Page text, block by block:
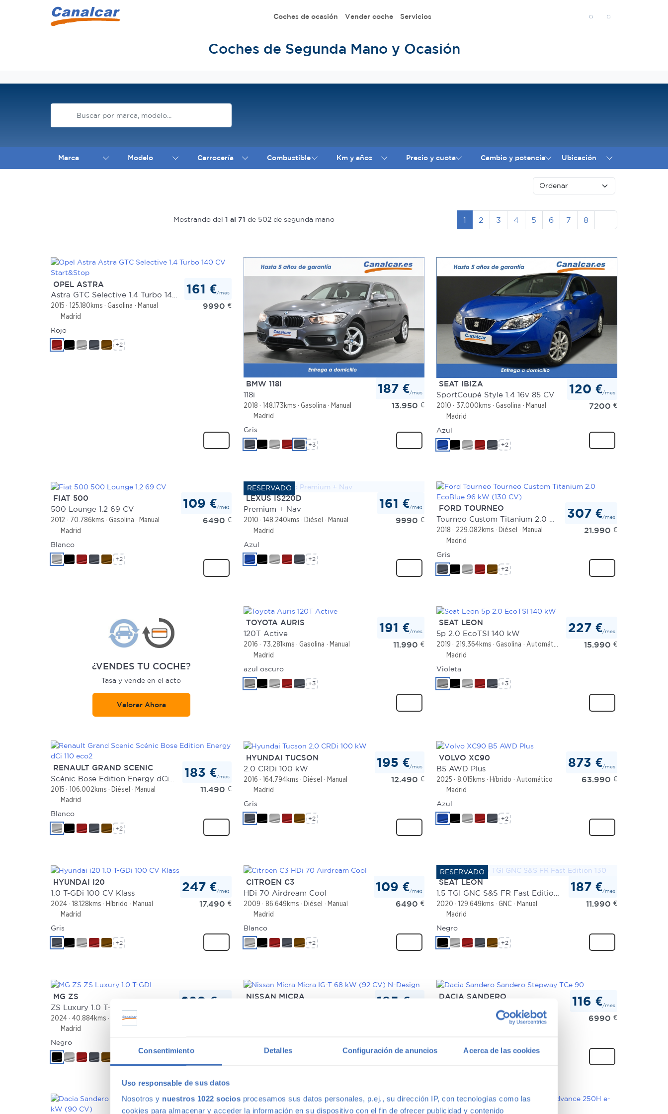
Consentimiento Detalles Configuración de anuncios Acerca de las cookies
Uso responsable de sus datos
Nosotros y nuestros 1022 socios procesamos sus datos personales, p.ej., su dirección IP, con tecnologías como las
cookies para almacenar y acceder la información en su dispositivo con el fin de ofrecer publicidad y contenido
Coches de ocasión Vender coche Servicios
Coches de Segunda Mano y Ocasión
Marca Modelo Carrocería Combustible Km y años Precio y cuota Cambio y potencia Ubicación
Mostrando del 1 al 71 de 502 de segunda mano 1 2 3 4 5 6 7 8
OPEL ASTRA
Astra GTC Selective 1.4 Turbo 140 CV Start&Stop
2015 125.180kms Gasolina
Manual
Madrid
161 €/mes
9990 €
Rojo
+2
BMW 118I
118i
2018 148.173kms Gasolina
Manual
Madrid
187 €/mes
13.950 €
Gris
+3
SEAT IBIZA
SportCoupé Style 1.4 16v 85 CV
2010 37.000kms Gasolina
Manual
Madrid
120 €/mes
7200 €
Azul
+2
FIAT 500
500 Lounge 1.2 69 CV
2012 70.786kms Gasolina
Manual
Madrid
109 €/mes
6490 €
Blanco
+2
LEXUS IS220D
Premium + Nav
2010 148.240kms Diésel
Manual
Madrid
161 €/mes
9990 €
Azul
+2
FORD TOURNEO
2018 229.082kms Diésel
Manual
Madrid
307 €/mes
21.990 €
Gris
+2
¿VENDES TU COCHE?
Tasa y vende en el acto
Valorar Ahora
TOYOTA AURIS
120T Active
2016 73.281kms Gasolina
Manual
Madrid
191 €/mes
11.990 €
azul oscuro
+3
SEAT LEON
5p 2.0 EcoTSI 140 kW
2019 219.364kms Gasolina
Automático
Madrid
227 €/mes
15.990 €
Violeta
+3
RENAULT GRAND SCENIC
2015 106.002kms Diésel
Manual
Madrid
183 €/mes
11.490 €
Blanco
+2
HYUNDAI TUCSON
2.0 CRDi 100 kW
2016 164.794kms Diésel
Manual
Madrid
195 €/mes
12.490 €
Gris
+2
VOLVO XC90
B5 AWD Plus
2025 8.015kms Híbrido
Automático
Madrid
873 €/mes
63.990 €
Azul
+2
HYUNDAI I20
1.0 T-GDi 100 CV Klass
2024 18.128kms Híbrido
Manual
Madrid
247 €/mes
17.490 €
Gris
+2
CITROEN C3
HDi 70 Airdream Cool
2009 86.649kms Diésel
Manual
Madrid
109 €/mes
6490 €
Blanco
+2
SEAT LEON
2020 129.649kms GNC
Manual
Madrid
187 €/mes
11.990 €
Negro
+2
MG ZS
ZS Luxury 1.0 T-GDI
2024 40.884kms Gasolina
Madrid
220 €
Negro
NISSAN MICRA
195 €
DACIA SANDERO
Gasolina
Manual
116 €/mes
6990 €
MINI MINI